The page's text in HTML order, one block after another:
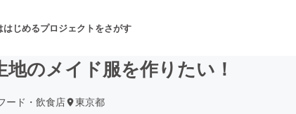
はじめるプロジェクトをさがす
のメイド服を作りたい！
ード・飲食店 東京都